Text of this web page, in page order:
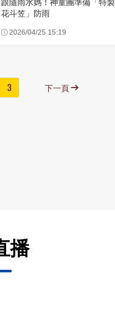
跟隨雨水媽！神童團準備「特製
花斗笠」防雨
2026/04/25 15:19
3 下一頁
播